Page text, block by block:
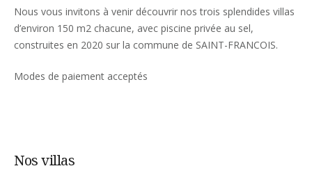
Nous vous invitons à venir découvrir nos trois splendides villas
d’environ 150 m2 chacune, avec piscine privée au sel,
construites en 2020 sur la commune de SAINT-FRANCOIS.
Modes de paiement acceptés
Nos villas